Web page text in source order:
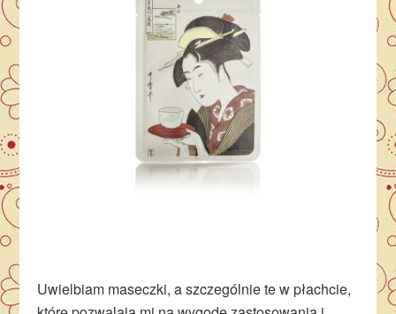
Uwielbiam maseczki, a szczególnie te w płachcie,